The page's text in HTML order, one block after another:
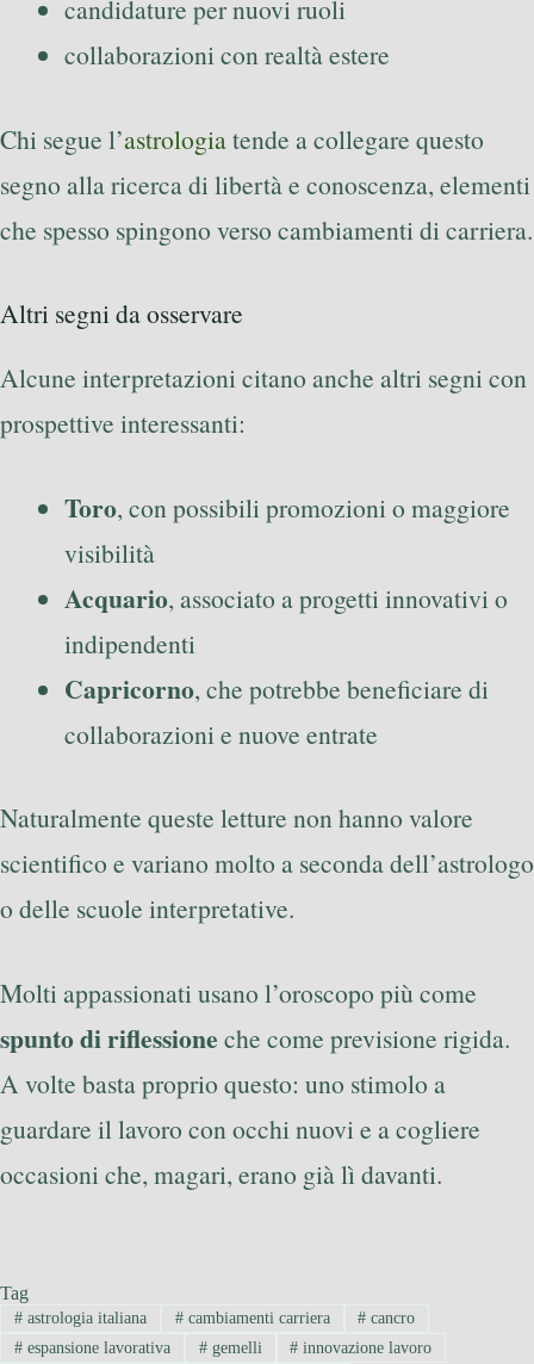
candidature per nuovi ruoli
collaborazioni con realtà estere
Chi segue l’astrologiatende a collegare questo
segno alla ricerca di libertà e conoscenza, elementi
che spesso spingono verso cambiamenti di carriera.
Altri segni da osservare
Alcune interpretazioni citano anche altri segni con
prospettive interessanti:
Toro, con possibili promozioni o maggiore
visibilità
Acquario, associato a progetti innovativi o
indipendenti
Capricorno, che potrebbe beneficiare di
collaborazioni e nuove entrate
Naturalmente queste letture non hanno valore
scientifico e variano molto a seconda dell’astrologo
o delle scuole interpretative.
Molti appassionati usano l’oroscopo più come
spunto di riflessione che come previsione rigida.
A volte basta proprio questo: uno stimolo a
guardare il lavoro con occhi nuovi e a cogliere
occasioni che, magari, erano già lì davanti.
Tag
#astrologia italiana #cambiamenti carriera # cancro
#espansione lavorativa #gemelli # innovazione lavoro